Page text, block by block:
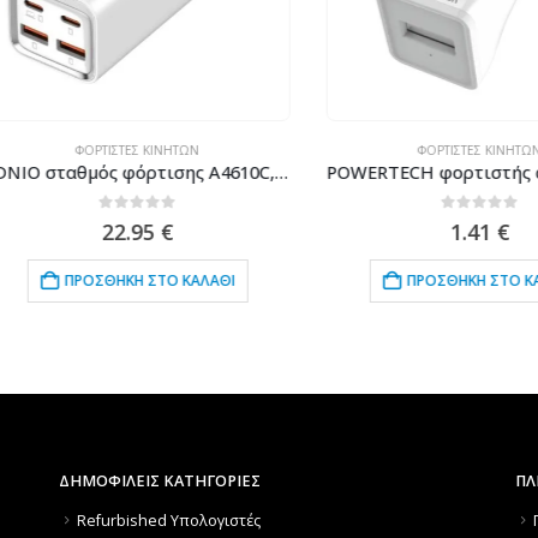
ΦΟΡΤΙΣΤΈΣ ΚΙΝΗΤΏΝ
LDNIO σταθμός φόρτισης A4610C, 2x USB-C & 2x USB, 65W, PD/QC, λευκός
22.95€
ΠΡΟΣΘΉΚΗ ΣΤΟ ΚΑΛΆΘΙ
ΦΟΡΤΙΣΤΈΣ ΚΙΝΗΤΏΝ
1.41€
ΠΡΟΣΘΉΚΗ ΣΤΟ ΚΑΛΆΘΙ
ΔΗΜΟΦΙΛΕΙΣ ΚΑΤΗΓΟΡΙΕΣ
Refurbished Υπολογιστές